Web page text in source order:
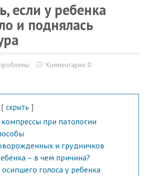
если у ребенка
и поднялась
Комментарии: 0
скрыть
при патологии
и грудничков
– в чем причина?
голоса у ребенка